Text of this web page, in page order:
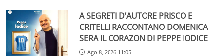
A SEGRETI D’AUTORE PRISCO E
CRITELLI RACCONTANO DOMENICA
SERA IL CORAZON DI PEPPE IODICE
Ago 8, 2026 11:05